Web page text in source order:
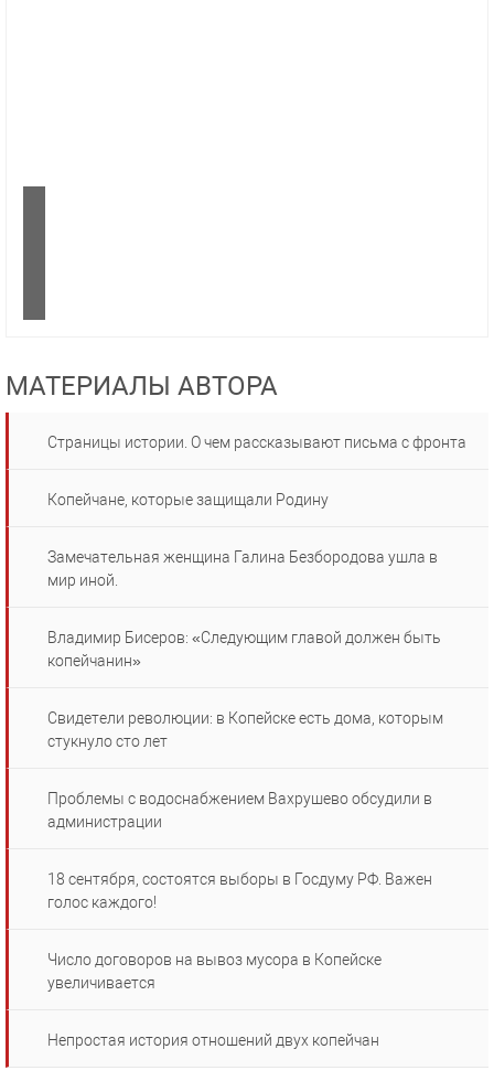
МАТЕРИАЛЫ АВТОРА
Страницы истории. О чем рассказывают письма с фронта
Копейчане, которые защищали Родину
Замечательная женщина Галина Безбородова ушла в
мир иной.
Владимир Бисеров: «Следующим главой должен быть
копейчанин»
Свидетели революции: в Копейске есть дома, которым
стукнуло сто лет
Проблемы с водоснабжением Вахрушево обсудили в
администрации
18 сентября, состоятся выборы в Госдуму РФ. Важен
голос каждого!
Число договоров на вывоз мусора в Копейске
увеличивается
Непростая история отношений двух копейчан